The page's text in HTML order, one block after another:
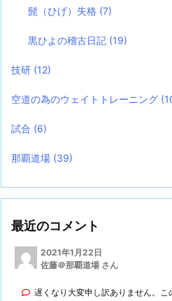
髭（ひげ）失格 (7)
黒ひよの稽古日記 (19)
技研 (12)
空道の為のウェイトトレーニング
試合 (6)
那覇道場 (39)
最近のコメント
2021年1月22日
佐藤＠那覇道場 さん
遅くなり大変申し訳ありません。